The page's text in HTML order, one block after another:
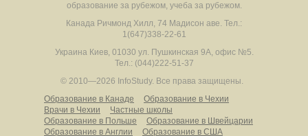
образование за рубежом, учеба за рубежом.
Канада Ричмонд Хилл, 74 Мадисон аве. Тел.:
1(647)338-22-61
Украина Киев, 01030 ул. Пушкинская 9А, офис №5.
Тел.: (044)222-51-37
© 2010—2026 InfoStudy. Все права защищены.
Образование в Канаде
Образование в Чехии
Врачи в Чехии
Частные школы
Образование в Польше
Образование в Швейцарии
Образование в Англии
Образование в США